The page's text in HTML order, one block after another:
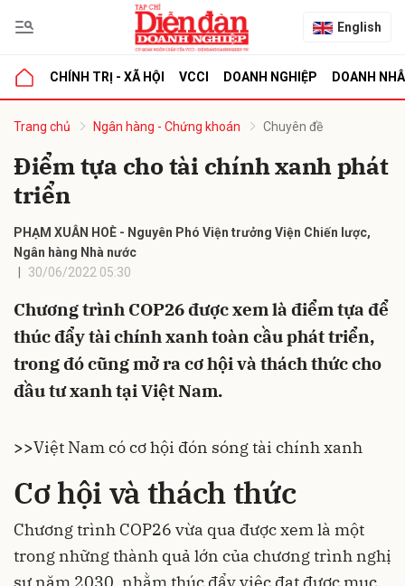
English
CHÍNH TRỊ - XÃ HỘI VCCI DOANH NGHIỆP DOANH
Trang chủ Ngân hàng - Chứng khoán Chuyên đề
Điểm tựa cho tài chính xanh phát
triển
PHẠM XUÂN HOÈ - Nguyên Phó Viện trưởng Viện Chiến lược,
Ngân hàng Nhà nước
30/06/2022 05:30
Chương trình COP26 được xem là điểm tựa để
thúc đẩy tài chính xanh toàn cầu phát triển,
trong đó cũng mở ra cơ hội và thách thức cho
đầu tư xanh tại Việt Nam.
>>Việt Nam có cơ hội đón sóng tài chính xanh
Cơhội và thách thức
Chương trình COP26 vừa qua được xem là một
trong những thành quả lớn của chương trình nghị
luận
Hủy